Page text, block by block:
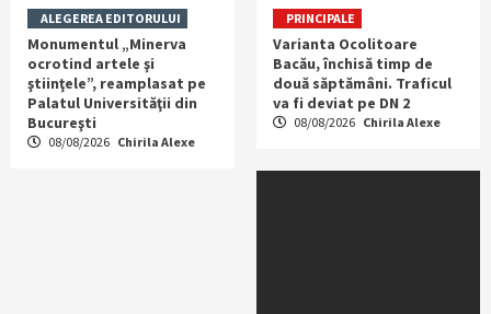
ALEGEREA EDITORULUI
Monumentul „Minerva
ocrotind artele şi
ştiinţele”, reamplasat pe
Palatul Universităţii din
Bucureşti
08/08/2026 Chirila Alexe
PRINCIPALE
Varianta Ocolitoare
Bacău, închisă timp de
două săptămâni. Traficul
va fi deviat pe DN 2
08/08/2026 Chirila Alexe